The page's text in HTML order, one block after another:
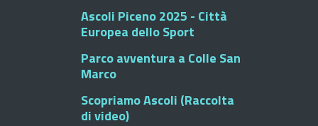
Ascoli Piceno 2025 - Città
Europea dello Sport
Parco avventura a Colle San
Marco
Scopriamo Ascoli (Raccolta
di video)